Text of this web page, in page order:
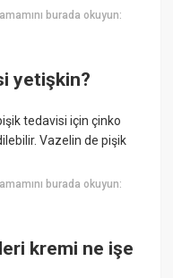
burada okuyun:
yetişkin?
tedavisi için çinko
Vazelin de pişik
burada okuyun:
kremi ne işe